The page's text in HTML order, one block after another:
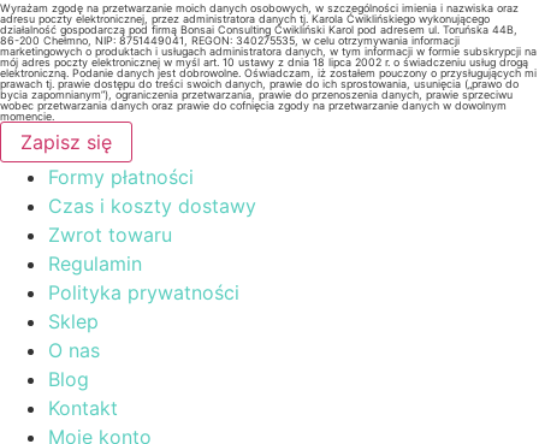
Wyrażam zgodę na przetwarzanie moich danych osobowych, w szczególności imienia i nazwiska oraz
adresu poczty elektronicznej, przez administratora danych tj. Karola Ćwiklińskiego wykonującego
działalność gospodarczą pod firmą Bonsai Consulting Ćwikliński Karol pod adresem ul. Toruńska 44B,
86-200 Chełmno, NIP: 8751449041, REGON: 340275535, w celu otrzymywania informacji
marketingowych o produktach i usługach administratora danych, w tym informacji w formie subskrypcji na
mój adres poczty elektronicznej w myśl art. 10 ustawy z dnia 18 lipca 2002 r. o świadczeniu usług drogą
elektroniczną. Podanie danych jest dobrowolne. Oświadczam, iż zostałem pouczony o przysługujących mi
prawach tj. prawie dostępu do treści swoich danych, prawie do ich sprostowania, usunięcia („prawo do
bycia zapomnianym”), ograniczenia przetwarzania, prawie do przenoszenia danych, prawie sprzeciwu
wobec przetwarzania danych oraz prawie do cofnięcia zgody na przetwarzanie danych w dowolnym
momencie.
Zapisz się
Formy płatności
Czas i koszty dostawy
Zwrot towaru
Regulamin
Polityka prywatności
Sklep
O nas
Blog
Kontakt
Moje konto